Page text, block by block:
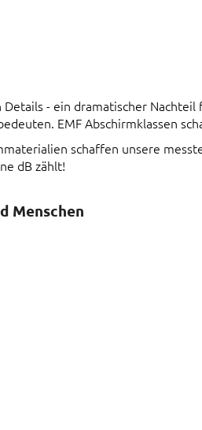
- ein dramatischer Nachteil
EMF Abschirmklassen
schaffen unsere
dB zählt!
Menschen